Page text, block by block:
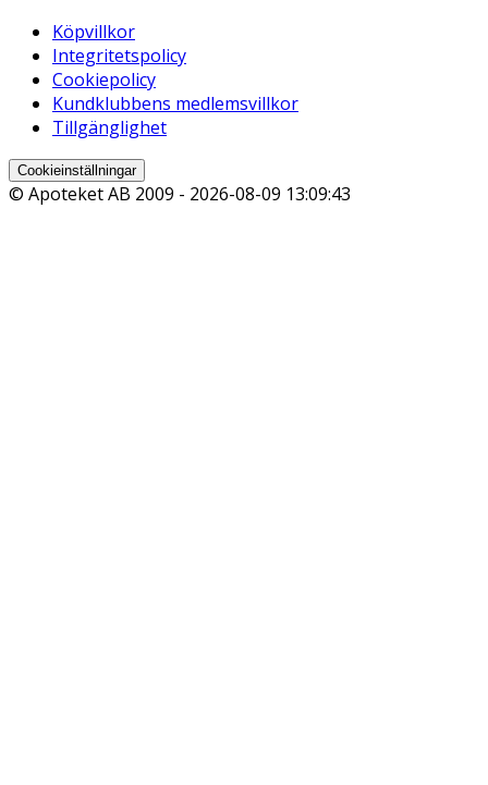
Köpvillkor
Integritetspolicy
Cookiepolicy
Kundklubbens medlemsvillkor
Tillgänglighet
Cookieinställningar
© Apoteket AB 2009 - 2026-08-09 13:09:43